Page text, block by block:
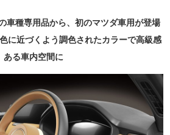
車種専用品から、初のマツダ車用が登場
に近づくよう調色されたカラーで高級感
ある車内空間に